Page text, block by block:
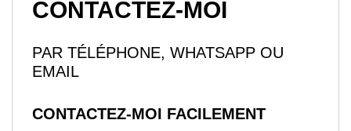
CONTACTEZ-MOI
PAR TÉLÉPHONE, WHATSAPP OU
EMAIL
CONTACTEZ-MOI FACILEMENT